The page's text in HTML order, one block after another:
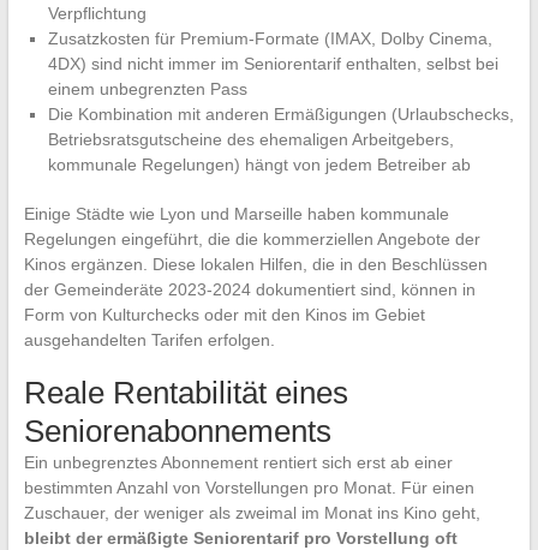
Verpflichtung
Zusatzkosten für Premium-Formate (IMAX, Dolby Cinema,
4DX) sind nicht immer im Seniorentarif enthalten, selbst bei
einem unbegrenzten Pass
Die Kombination mit anderen Ermäßigungen (Urlaubschecks,
Betriebsratsgutscheine des ehemaligen Arbeitgebers,
kommunale Regelungen) hängt von jedem Betreiber ab
Einige Städte wie Lyon und Marseille haben kommunale
Regelungen eingeführt, die die kommerziellen Angebote der
Kinos ergänzen. Diese lokalen Hilfen, die in den Beschlüssen
der Gemeinderäte 2023-2024 dokumentiert sind, können in
Form von Kulturchecks oder mit den Kinos im Gebiet
ausgehandelten Tarifen erfolgen.
Reale Rentabilität eines
Seniorenabonnements
Ein unbegrenztes Abonnement rentiert sich erst ab einer
bestimmten Anzahl von Vorstellungen pro Monat. Für einen
Zuschauer, der weniger als zweimal im Monat ins Kino geht,
bleibt der ermäßigte Seniorentarif pro Vorstellung oft